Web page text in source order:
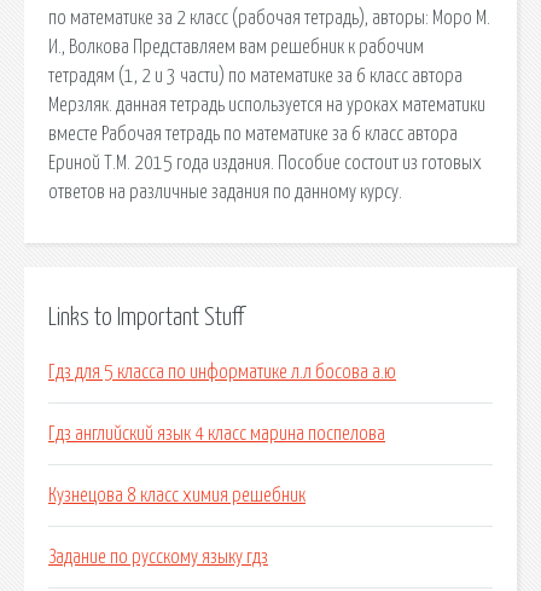
по математике за 2 класс (рабочая тетрадь), авторы: Моро М.
И., Волкова Представляем вам решебник к рабочим
тетрадям (1, 2 и 3 части) по математике за 6 класс автора
Мерзляк. данная тетрадь используется на уроках математики
вместе Рабочая тетрадь по математике за 6 класс автора
Ериной Т.М. 2015 года издания. Пособие состоит из готовых
ответов на различные задания по данному курсу.
Links to Important Stuff
Гдз для 5 класса по информатике л.л босова а.ю
Гдз английский язык 4 класс марина поспелова
Кузнецова 8 класс химия решебник
Задание по русскому языку гдз